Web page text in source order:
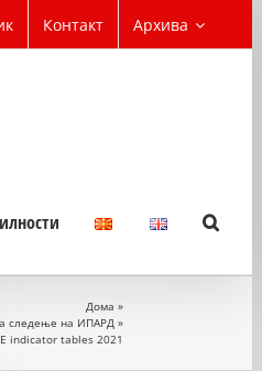
Контакт Архива
Дома »
следење на ИПАРД»
indicator tables 2021